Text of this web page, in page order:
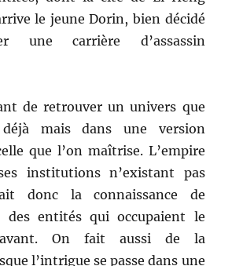
le jeune Dorin, bien décidé
une carrière d’assassin
de retrouver un univers que
mais dans une version
que l’on maîtrise. L’empire
institutions n’existant pas
donc la connaissance de
des entités qui occupaient le
On fait aussi de la
l’intrigue se passe dans une